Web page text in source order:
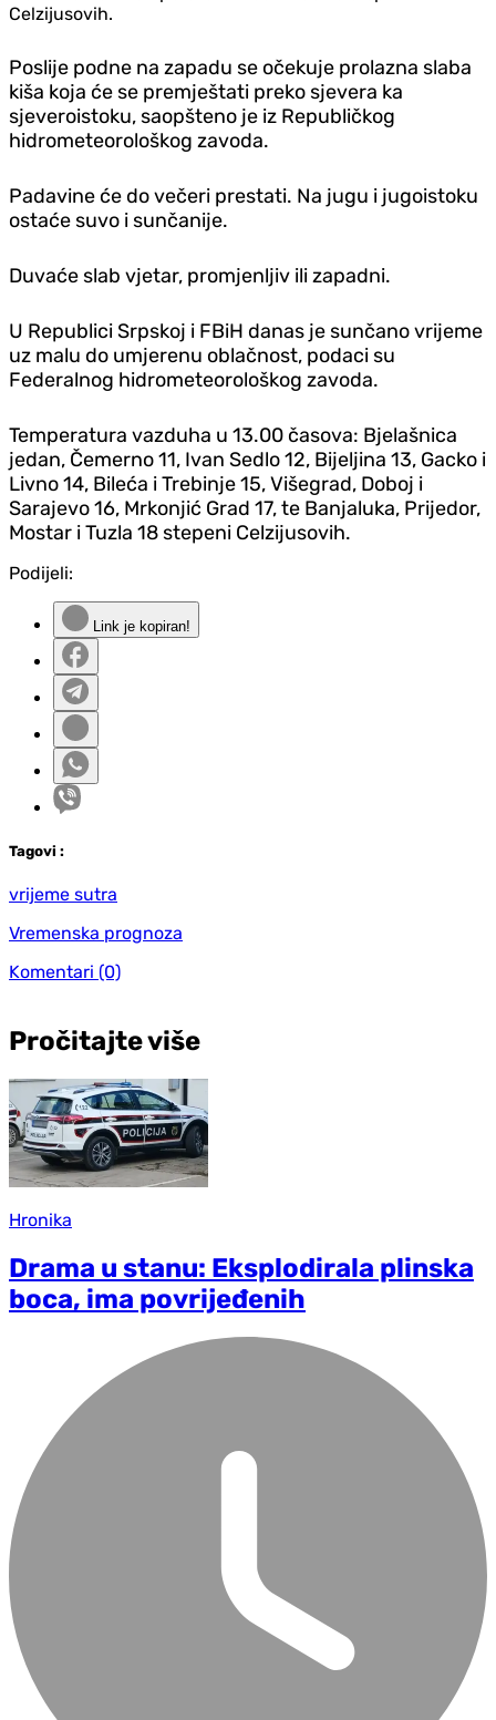
Celzijusovih.
Poslije podne na zapadu se očekuje prolazna slaba
kiša koja će se premještati preko sjevera ka
sjeveroistoku, saopšteno je iz Republičkog
hidrometeorološkog zavoda.
Padavine će do večeri prestati. Na jugu i jugoistoku
ostaće suvo i sunčanije.
Duvaće slab vjetar, promjenljiv ili zapadni.
U Republici Srpskoj i FBiH danas je sunčano vrijeme
uz malu do umjerenu oblačnost, podaci su
Federalnog hidrometeorološkog zavoda.
Temperatura vazduha u 13.00 časova: Bjelašnica
jedan, Čemerno 11, Ivan Sedlo 12, Bijeljina 13, Gacko i
Livno 14, Bileća i Trebinje 15, Višegrad, Doboj i
Sarajevo 16, Mrkonjić Grad 17, te Banjaluka, Prijedor,
Mostar i Tuzla 18 stepeni Celzijusovih.
Podijeli:
Link je kopiran!
Tagovi :
vrijeme sutra
Vremenska prognoza
Komentari (0)
Pročitajte više
Hronika
Drama u stanu: Eksplodirala plinska
boca, ima povrijeđenih